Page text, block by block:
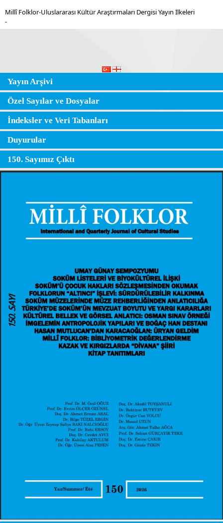
Millî Folklor-Uluslararası Kültür Araştırmaları Dergisi Yayın İlkeleri
-
Yayın Arşivi
Özel Sayılar ve Dosyalar
İndeksler ve Veri Tabanları
Duyurular
150. Sayımız Çıktı